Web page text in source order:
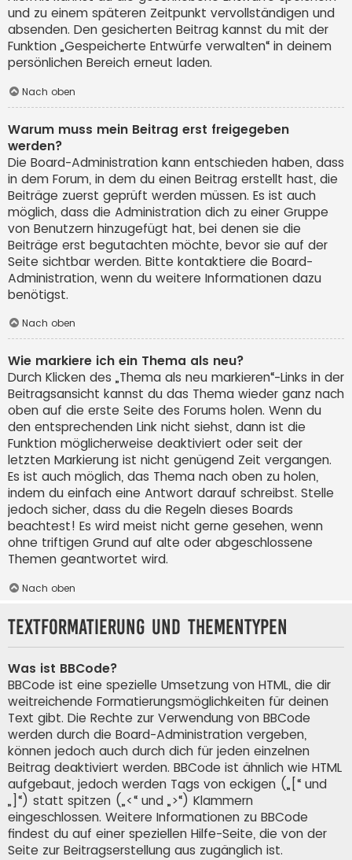
und zu einem späteren Zeitpunkt vervollständigen und
absenden. Den gesicherten Beitrag kannst du mit der
Funktion „Gespeicherte Entwürfe verwalten“ in deinem
persönlichen Bereich erneut laden.
Nach oben
Warum muss mein Beitrag erst freigegeben
werden?
Die Board-Administration kann entschieden haben, dass
in dem Forum, in dem du einen Beitrag erstellt hast, die
Beiträge zuerst geprüft werden müssen. Es ist auch
möglich, dass die Administration dich zu einer Gruppe
von Benutzern hinzugefügt hat, bei denen sie die
Beiträge erst begutachten möchte, bevor sie auf der
Seite sichtbar werden. Bitte kontaktiere die Board-
Administration, wenn du weitere Informationen dazu
benötigst.
Nach oben
Wie markiere ich ein Thema als neu?
Durch Klicken des „Thema als neu markieren“-Links in der
Beitragsansicht kannst du das Thema wieder ganz nach
oben auf die erste Seite des Forums holen. Wenn du
den entsprechenden Link nicht siehst, dann ist die
Funktion möglicherweise deaktiviert oder seit der
letzten Markierung ist nicht genügend Zeit vergangen.
Es ist auch möglich, das Thema nach oben zu holen,
indem du einfach eine Antwort darauf schreibst. Stelle
jedoch sicher, dass du die Regeln dieses Boards
beachtest! Es wird meist nicht gerne gesehen, wenn
ohne triftigen Grund auf alte oder abgeschlossene
Themen geantwortet wird.
Nach oben
Textformatierung und Thementypen
Was ist BBCode?
BBCode ist eine spezielle Umsetzung von HTML, die dir
weitreichende Formatierungsmöglichkeiten für deinen
Text gibt. Die Rechte zur Verwendung von BBCode
werden durch die Board-Administration vergeben,
können jedoch auch durch dich für jeden einzelnen
Beitrag deaktiviert werden. BBCode ist ähnlich wie HTML
aufgebaut, jedoch werden Tags von eckigen („[“ und
„]“) statt spitzen („<“ und „>“) Klammern
eingeschlossen. Weitere Informationen zu BBCode
findest du auf einer speziellen Hilfe-Seite, die von der
Seite zur Beitragserstellung aus zugänglich ist.